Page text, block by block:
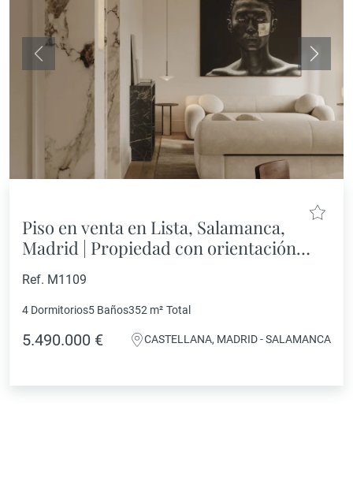
Anterior
Piso en venta en Lista, Salamanca,
Madrid | Propiedad con orientación
sur en zona exclusiva
Ref. M1109
4 Dormitorios5 Baños352 m² Total
5.490.000 € CASTELLANA, MADRID - SALAMANCA